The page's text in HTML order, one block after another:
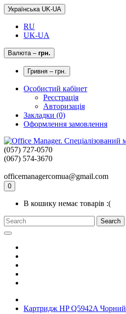
Українська UK-UA
RU
UK-UA
Валюта– грн.
Гривня – грн.
Особистий кабінет
Реєстрація
Авторизація
Закладки (0)
Оформлення замовлення
(057) 727-0570
(067) 574-3670
officemanagercomua@gmail.com
0
В кошику немає товарів :(
Search
Картридж HP Q5942A Чорний